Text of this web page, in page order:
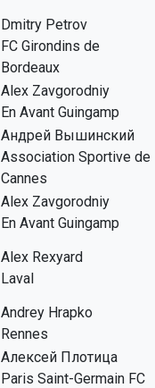
Dmitry Petrov
FC Girondins de
Bordeaux
Alex Zavgorodniy
En Avant Guingamp
Андрей Вышинский
Association Sportive de
Cannes
Alex Zavgorodniy
En Avant Guingamp
Alex Rexyard
Laval
Andrey Hrapko
Rennes
Алексей Плотица
Paris Saint-Germain FC